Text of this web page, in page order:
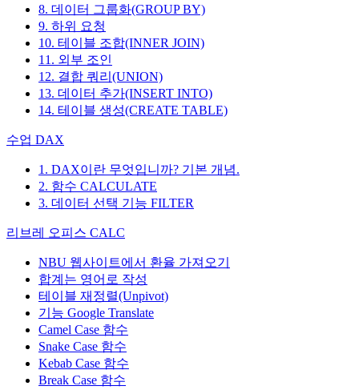
8. 데이터 그룹화(GROUP BY)
9. 하위 요청
10. 테이블 조합(INNER JOIN)
11. 외부 조인
12. 결합 쿼리(UNION)
13. 데이터 추가(INSERT INTO)
14. 테이블 생성(CREATE TABLE)
수업 DAX
1. DAX이란 무엇입니까? 기본 개념.
2. 함수 CALCULATE
3. 데이터 선택 기능 FILTER
리브레 오피스 CALC
NBU 웹사이트에서 환율 가져오기
합계는 영어로 작성
테이블 재정렬(Unpivot)
기능 Google Translate
Camel Case 함수
Snake Case 함수
Kebab Case 함수
Break Case 함수